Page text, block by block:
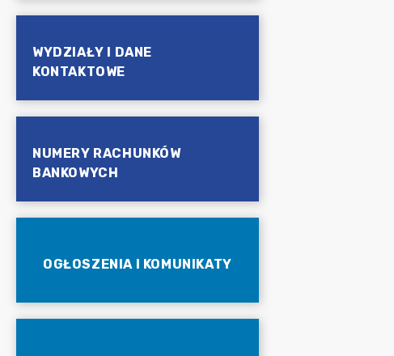
WYDZIAŁY I DANE
KONTAKTOWE
NUMERY RACHUNKÓW
BANKOWYCH
OGŁOSZENIA I KOMUNIKATY